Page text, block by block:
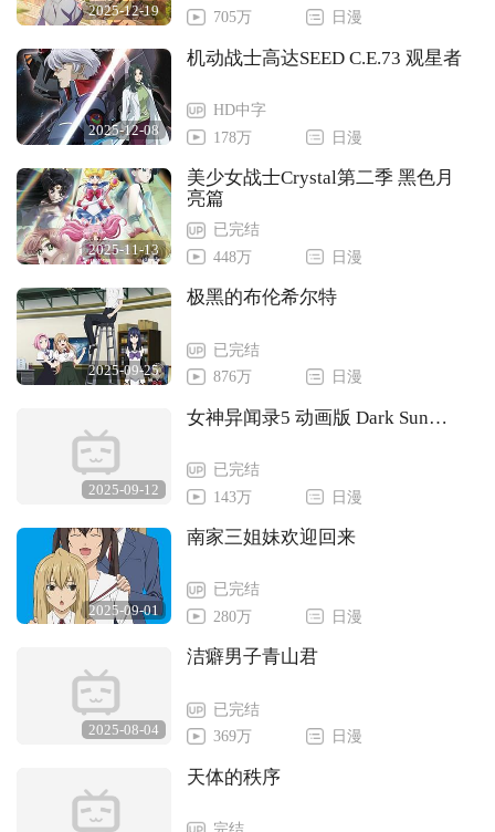
2025-12-19
705万
日漫
2025-12-08
机动战士高达SEED C.E.73 观星者
HD中字
178万
日漫
2025-11-13
美少女战士Crystal第二季 黑色月
亮篇
已完结
448万
日漫
2025-09-25
极黑的布伦希尔特
已完结
876万
日漫
2025-09-12
女神异闻录5 动画版 Dark Sun…
已完结
143万
日漫
2025-09-01
南家三姐妹欢迎回来
已完结
280万
日漫
2025-08-04
洁癖男子青山君
已完结
369万
日漫
天体的秩序